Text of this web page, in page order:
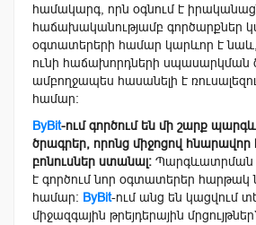
համակարգ, որն օգնում է
հաճախականությամբ գործարքներ
օգտատերերի համար կարևոր է
ունի հաճախորդների սպասարկման
ամբողջապես հասանելի է
համար։
ByBit-ում գործում են մի շարք
ծրագրեր, որոնց միջոցով հնարավոր
բոնուսներ ստանալ։ Պարգևատրման
է գործում նոր օգտատերեր հարթակ
համար։ ByBit-ում անց են կացվում
միջազգային թրեյդերային